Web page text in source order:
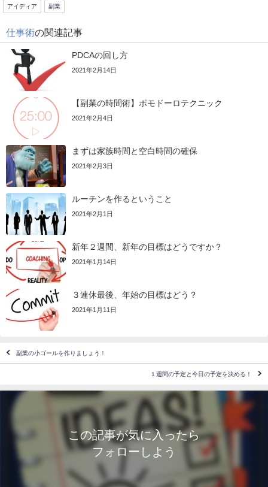
アイディア 副業
仕事術の関連記事
PDCAの回し方
2021年2月14日
【副業の時間術】ポモドーロテクニック
2021年2月4日
まずは家族時間と空白時間の確保
2021年2月3日
ルーチンを作るということ
2021年2月1日
新年２週間、新年の目標はどうですか？
2021年1月14日
３連休最後、年始の目標はどう？
2021年1月11日
副業の小ゴールを作りましょう！
１週間の予定と今日の予定を決める！
この記事が気に入ったら
フォローしよう